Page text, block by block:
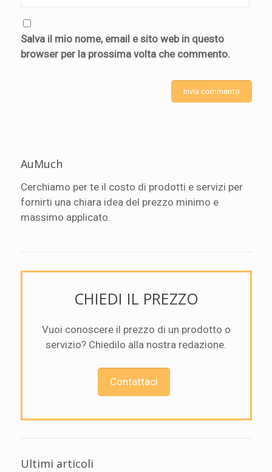
Salva il mio nome, email e sito web in questo
browser per la prossima volta che commento.
AuMuch
Cerchiamo per te il costo di prodotti e servizi per
fornirti una chiara idea del prezzo minimo e
massimo applicato.
CHIEDI IL PREZZO
Vuoi conoscere il prezzo di un prodotto o
servizio? Chiedilo alla nostra redazione.
Contattaci
Ultimi articoli